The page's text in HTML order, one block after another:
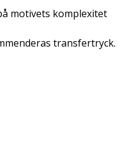
motivets komplexitet
transfertryck.